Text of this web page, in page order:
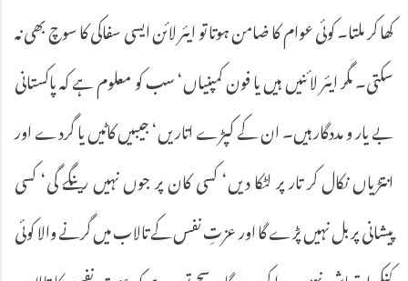
کھا کر ملتا۔ کوئی عوام کا ضامن ہوتا تو ایئر لائن ایسی سفاکی کا سوچ بھی نہ
سکتی۔ مگر ایئر لائنیں ہیں یا فون کمپنیاں‘ سب کو معلوم ہے کہ پاکستانی
بے یار و مددگار ہیں۔ ان کے کپڑے اتاریں‘ جیبیں کاٹیں یا گردے اور
انتڑیاں نکال کر تار پر لٹکا دیں‘ کسی کان پر جوں نہیں رینگے گی‘ کسی
پیشانی پر بل نہیں پڑے گا اور عزتِ نفس کے تالاب میں گرنے والا کوئی